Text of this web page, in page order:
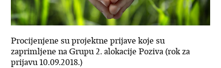
Procijenjene su projektne prijave koje su
zaprimljene na Grupu 2. alokacije Poziva (rok za
prijavu 10.09.2018.)